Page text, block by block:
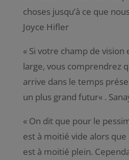
choses jusqu’à ce que
Joyce Hifler
« Si votre champ de
large, vous comprendrez
arrive dans le temps
un plus grand futur« .
« On dit que pour le
est à moitié vide alors que
est à moitié plein.